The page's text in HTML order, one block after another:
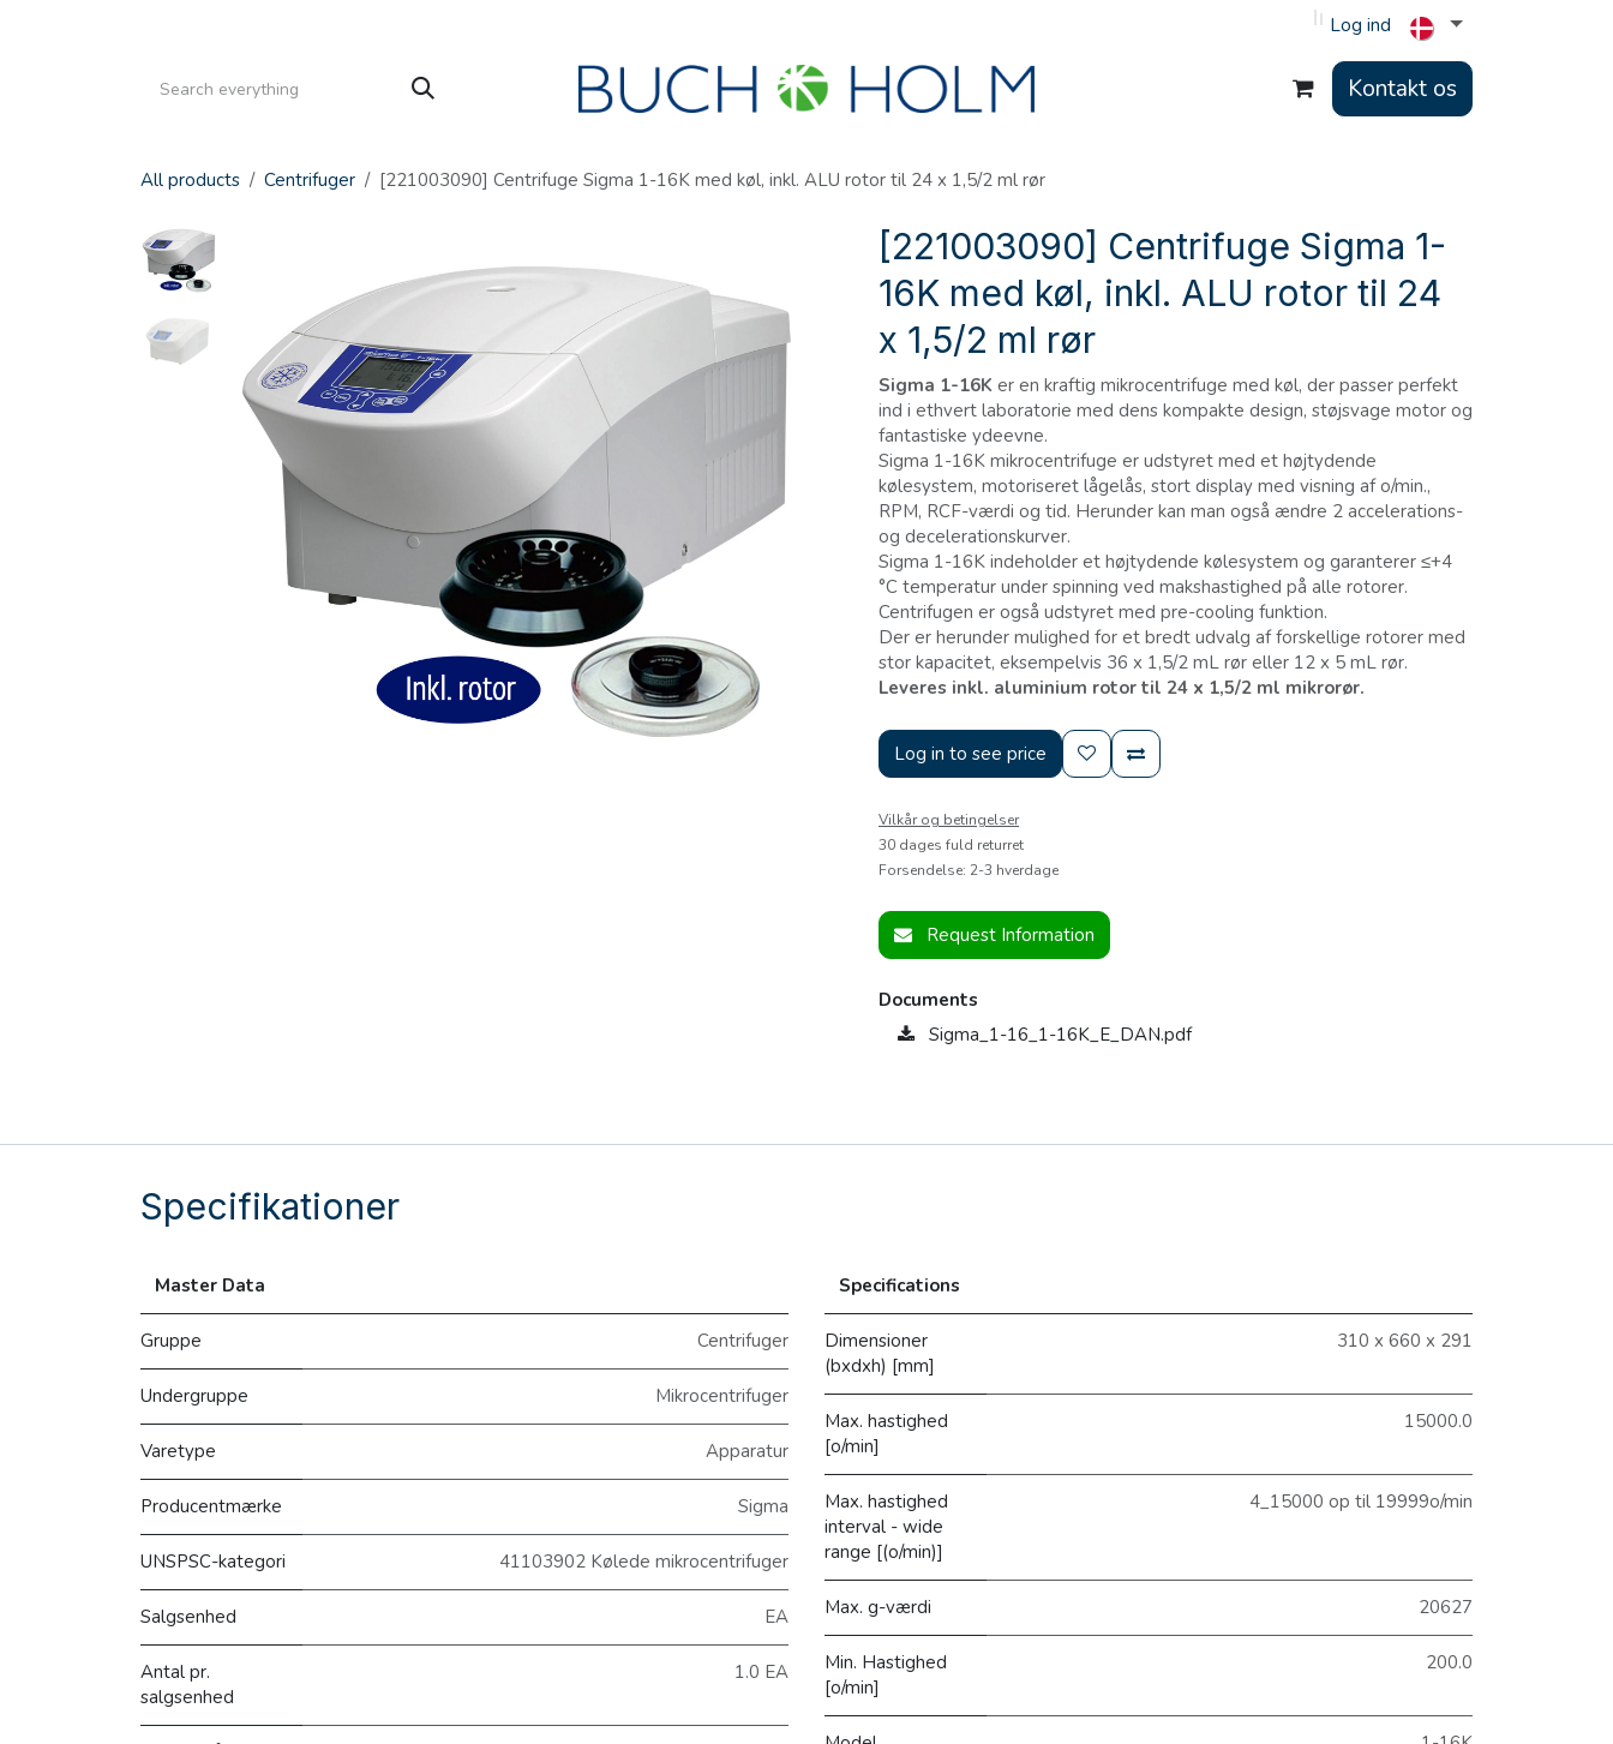
Log ind
Kontakt os
All products Centrifuger [221003090] Centrifuge Sigma 1-16K med køl, inkl. ALU rotor til 24 x 1,5/2 ml rør
[221003090] Centrifuge Sigma 1-
16K med køl, inkl. ALU rotor til 24
x 1,5/2 ml rør
Sigma 1-16K er en kraftig mikrocentrifuge med køl, der passer perfekt
ind i ethvert laboratorie med dens kompakte design, støjsvage motor og
fantastiske ydeevne.
Sigma 1-16K mikrocentrifuge er udstyret med et højtydende
kølesystem, motoriseret lågelås, stort display med visning af o/min.,
RPM, RCF-værdi og tid. Herunder kan man også ændre 2 accelerations-
og decelerationskurver.
Sigma 1-16K indeholder et højtydende kølesystem og garanterer ≤+4
°C temperatur under spinning ved makshastighed på alle rotorer.
Centrifugen er også udstyret med pre-cooling funktion.
Der er herunder mulighed for et bredt udvalg af forskellige rotorer med
stor kapacitet, eksempelvis 36 x 1,5/2 mL rør eller 12 x 5 mL rør.
Leveres inkl. aluminium rotor til 24 x 1,5/2 ml mikrorør.
Log in to see price
Vilkår og betingelser
30 dages fuld returret
Forsendelse: 2-3 hverdage
Request Information
Documents
Sigma_1-16_1-16K_E_DAN.pdf
Specifikationer
Master Data
Gruppe Centrifuger
Undergruppe Mikrocentrifuger
Varetype Apparatur
Producentmærke Sigma
UNSPSC-kategori 41103902 Kølede mikrocentrifuger
Salgsenhed EA
Antal pr.
salgsenhed
1.0 EA
Specifications
Dimensioner
(bxdxh) [mm]
310 x 660 x 291
Max. hastighed
[o/min]
15000.0
Max. hastighed
interval - wide
range [(o/min)]
4_15000 op til 19999o/min
Max. g-værdi 20627
Min. Hastighed
[o/min]
200.0